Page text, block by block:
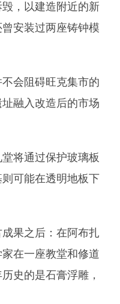
，以建造附近的新
安装过两座铸钟模
会阻碍旺克集市的
融入改造后的市场
将通过保护玻璃板
可能在透明地板下
果之后：在阿布扎
在一座教堂和修道
史的是石膏浮雕，